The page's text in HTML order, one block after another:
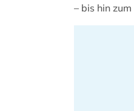
– bis hin zum